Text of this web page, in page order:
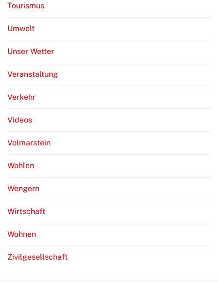
Tourismus
Umwelt
Unser Wetter
Veranstaltung
Verkehr
Videos
Volmarstein
Wahlen
Wengern
Wirtschaft
Wohnen
Zivilgesellschaft